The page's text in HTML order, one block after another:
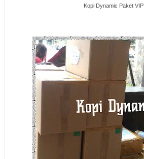
Kopi Dynamic Paket VIP